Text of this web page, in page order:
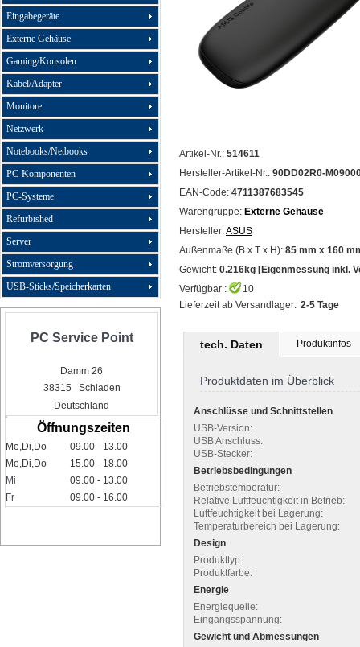
Eingabegeräte
Externe Gehäuse
Gaming/Konsolen
Kabel/Adapter
Monitore
Netzwerk
Notebooks/Netbooks
PC-Komponenten
PC-Systeme
Refurbished
Server
Stromversorgung
USB-Sticks/Speicherkarten
PC Service Point
Damm 26
38315 Schladen
Deutschland
Öffnungszeiten
Mo,Di,Do
09.00 - 13.00
Mo,Di,Do
15.00 - 18.00
Mi
09.00 - 13.00
Fr
09.00 - 16.00
Artikel-Nr.: 514611
Hersteller-Artikel-Nr.: 90DD02R0-
EAN-Code: 4711387683545
Warengruppe: Externe Gehäuse
Hersteller:ASUS
Außenmaße (B x T x H): 85 mm x 160
Gewicht: 0.216kg [Eigenmessung inkl.
Verfügbar :
10
Lieferzeit ab Versandlager: 2-5 Tage
tech. Daten Produktinfos
Produktdaten im Überblick
Anschlüsse und Schnittstellen
USB-Version:
USB Anschluss:
USB-Stecker:
Betriebsbedingungen
Betriebstemperatur:
Relative Luftfeuchtigkeit in Betrieb:
Luftfeuchtigkeit bei Lagerung:
Temperaturbereich bei Lagerung:
Design
Produkttyp:
Produktfarbe:
Energie
Energiequelle:
Eingangsspannung:
Gewicht und Abmessungen